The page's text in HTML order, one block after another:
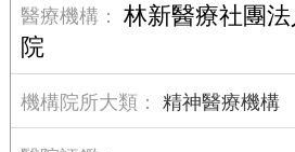
林新醫療社團
院
精神醫療機構